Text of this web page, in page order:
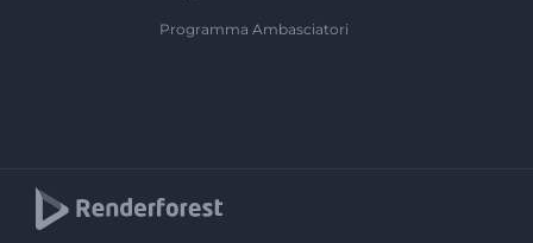
Programma Ambasciatori